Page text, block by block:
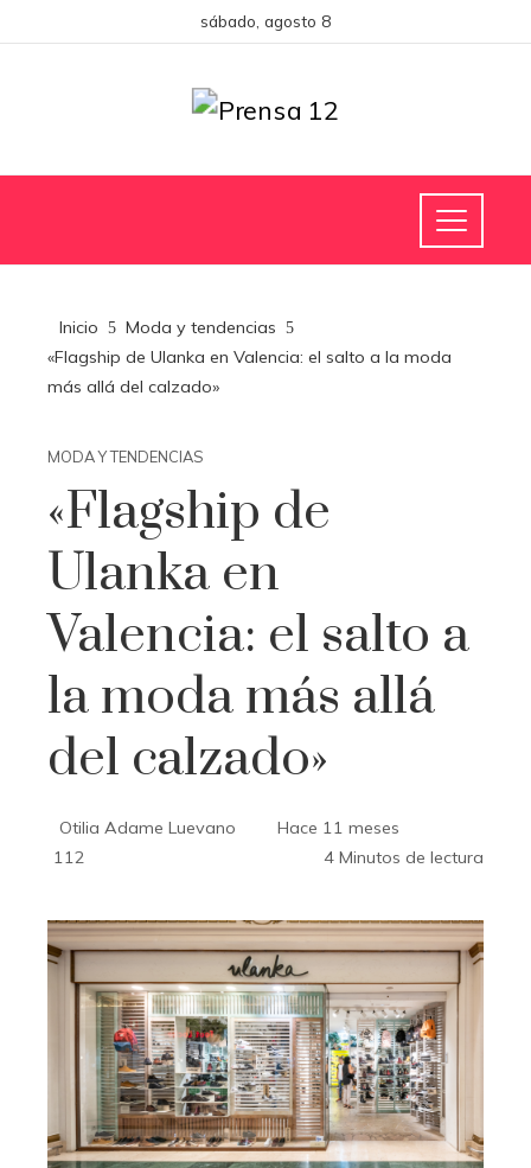
sábado, agosto 8
Inicio
Moda y tendencias
«Flagship de Ulanka en Valencia: el salto a la moda
más allá del calzado»
MODA Y TENDENCIAS
«Flagship de
Ulanka en
Valencia: el salto a
la moda más allá
del calzado»
Otilia Adame Luevano
Hace 11 meses
112
4 Minutos de lectura